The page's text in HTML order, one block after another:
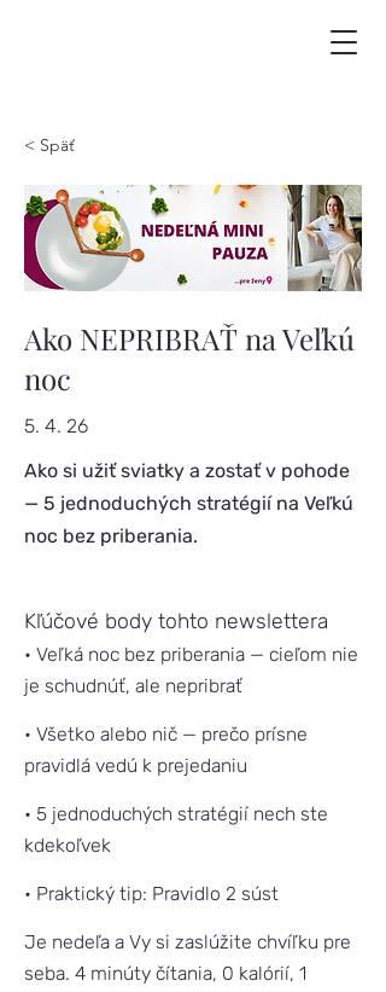
< Späť
Ako NEPRIBRAŤ na Veľkú
noc
5. 4. 26
Ako si užiť sviatky a zostať v pohode
— 5 jednoduchých stratégií na Veľkú
noc bez priberania.
Kľúčové body tohto newslettera
• Veľká noc bez priberania — cieľom nie
je schudnúť, ale nepribrať
• Všetko alebo nič — prečo prísne
pravidlá vedú k prejedaniu
• 5 jednoduchých stratégií nech ste
kdekoľvek
• Praktický tip: Pravidlo 2 súst
Je nedeľa a Vy si zaslúžite chvíľku pre
seba. 4 minúty čítania, 0 kalórií, 1